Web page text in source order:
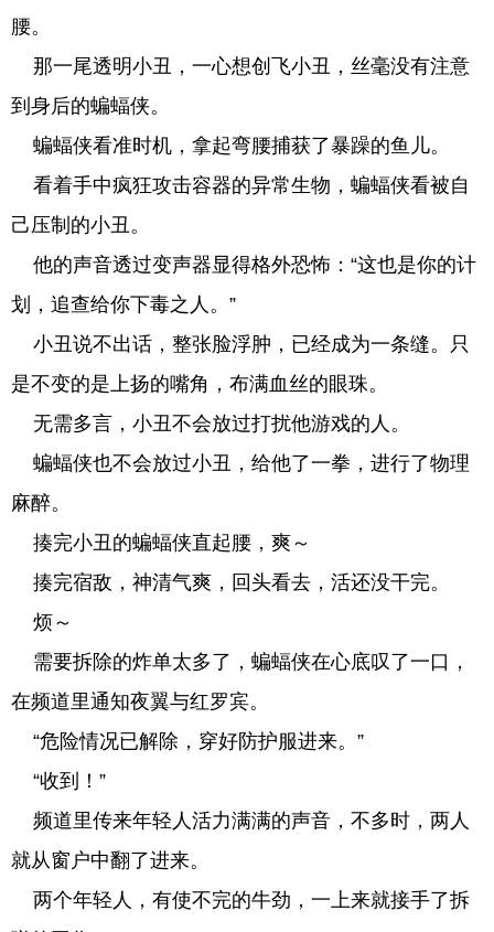
腰。
那一尾透明小丑，一心想创飞小丑，丝毫没有注意
到身后的蝙蝠侠。
蝙蝠侠看准时机，拿起弯腰捕获了暴躁的鱼儿。
看着手中疯狂攻击容器的异常生物，蝙蝠侠看被自
己压制的小丑。
他的声音透过变声器显得格外恐怖：“这也是你的计
划，追查给你下毒之人。”
小丑说不出话，整张脸浮肿，已经成为一条缝。只
是不变的是上扬的嘴角，布满血丝的眼珠。
无需多言，小丑不会放过打扰他游戏的人。
蝙蝠侠也不会放过小丑，给他了一拳，进行了物理
麻醉。
揍完小丑的蝙蝠侠直起腰，爽～
揍完宿敌，神清气爽，回头看去，活还没干完。
烦～
需要拆除的炸单太多了，蝙蝠侠在心底叹了一口，
在频道里通知夜翼与红罗宾。
“危险情况已解除，穿好防护服进来。”
“收到！”
频道里传来年轻人活力满满的声音，不多时，两人
就从窗户中翻了进来。
两个年轻人，有使不完的牛劲，一上来就接手了拆